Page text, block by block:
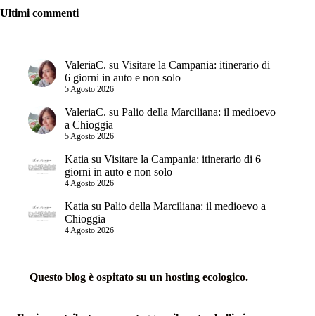
Ultimi commenti
ValeriaC. su Visitare la Campania: itinerario di
6 giorni in auto e non solo
5 Agosto 2026
ValeriaC. su Palio della Marciliana: il medioevo
a Chioggia
5 Agosto 2026
Katia su Visitare la Campania: itinerario di 6
giorni in auto e non solo
4 Agosto 2026
Katia su Palio della Marciliana: il medioevo a
Chioggia
4 Agosto 2026
Questo blog è ospitato su un hosting ecologico.